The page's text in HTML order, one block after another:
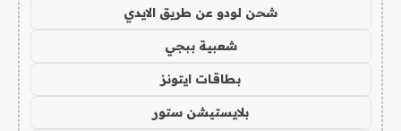
شحن لودو عن طريق الايدي
شعبية ببجي
بطاقات ايتونز
بلايستيشن ستور